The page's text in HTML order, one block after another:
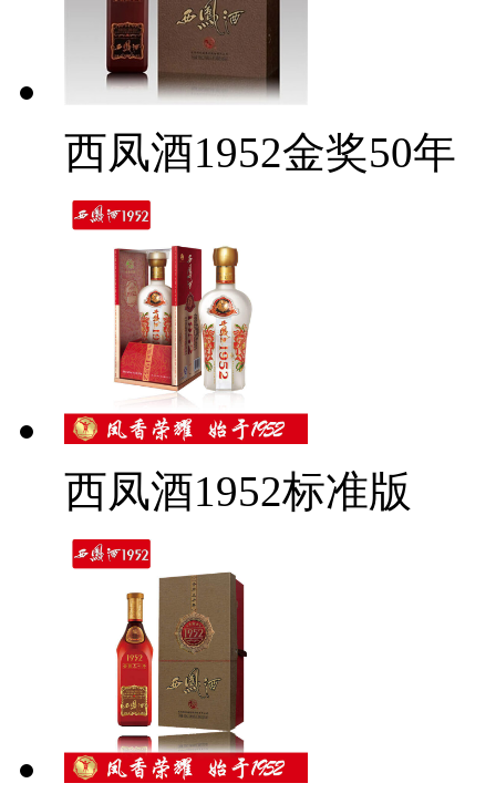
西凤酒1952金奖50年
西凤酒1952标准版